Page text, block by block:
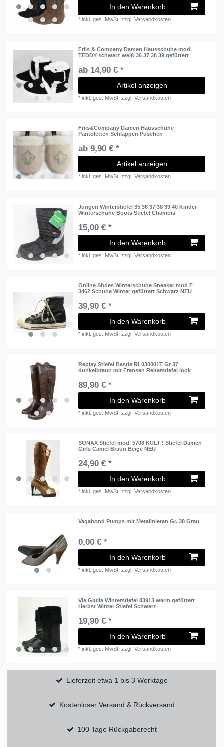
In den Warenkorb
*inkl. ges. MwSt. zzgl.Versandkosten
Friis & Company Damen Hausschuhe mod.
TEDDY schwarz weiß 36 37 38 39 gefüttert
ab 14,90 € *
Artikel anzeigen
*inkl. ges. MwSt. zzgl.Versandkosten
Friis&Company Damen Hausschuhe
Pantoletten Schlappen Puschen
ab 9,90 € *
Artikel anzeigen
*inkl. ges. MwSt. zzgl.Versandkosten
Jungen Winterstiefel 35 36 37 38 39 40 Kinder
Winterschuhe Boots Stiefel Chamois
15,00 € *
In den Warenkorb
*inkl. ges. MwSt. zzgl.Versandkosten
Online Shoes Winterschuhe Sneaker mod F
3462 Schuhe Winter gefüttert Schwarz NEU
39,90 € *
In den Warenkorb
*inkl. ges. MwSt. zzgl.Versandkosten
Replay Stiefel Bastia RL030001T Gr 37
dunkelbraun mit Fransen Reiterstiefel look
89,90 € *
In den Warenkorb
*inkl. ges. MwSt. zzgl.Versandkosten
SONAX Stiefel mod. 5708 KULT ! Stiefel Damen
Girls Camel Braun Beige NEU
24,90 € *
In den Warenkorb
*inkl. ges. MwSt. zzgl.Versandkosten
Vagabond Pumps mit Metallnieten Gr. 38 Grau
0,00 € *
In den Warenkorb
*inkl. ges. MwSt. zzgl.Versandkosten
Via Giulia Winterstiefel 83913 warm gefüttert
Herbst Winter Stiefel Schwarz
19,90 € *
In den Warenkorb
*inkl. ges. MwSt. zzgl.Versandkosten
Lieferzeit etwa 1 bis 3 Werktage
Kostenloser Versand & Rückversand
100 Tage Rückgaberecht